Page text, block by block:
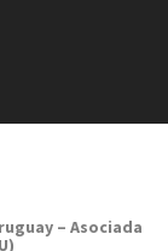
– Asociada